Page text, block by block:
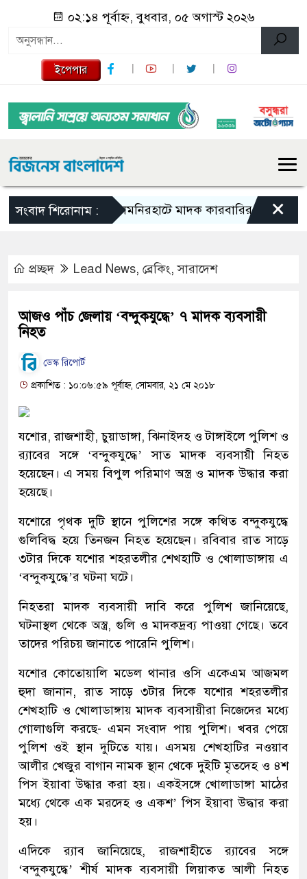
০২:১৪ পূর্বাহ্ন, বুধবার, ০৫ অগাস্ট ২০২৬
ইপেপার
সংবাদ শিরোনাম :লালমনিরহাটে মাদক কারবারির ১০ বছর সশ্রম
×
প্রচ্ছদ Lead News, ব্রেকিং,সারাদেশ
আজও পাঁচ জেলায় ‘বন্দুকযুদ্ধে’ ৭ মাদক ব্যবসায়ী
নিহত
ডেস্ক রিপোর্ট
প্রকাশিত : ১০:০৬:৫৯ পূর্বাহ্ন, সোমবার, ২১ মে ২০১৮
যশোর, রাজশাহী, চুয়াডাঙ্গা, ঝিনাইদহ ও টাঙ্গাইলে পুলিশ ও
র‌্যাবের সঙ্গে ‘বন্দুকযুদ্ধে’ সাত মাদক ব্যবসায়ী নিহত
হয়েছেন। এ সময় বিপুল পরিমাণ অস্ত্র ও মাদক উদ্ধার করা
হয়েছে।
যশোরে পৃথক দুটি স্থানে পুলিশের সঙ্গে কথিত বন্দুকযুদ্ধে
গুলিবিদ্ধ হয়ে তিনজন নিহত হয়েছেন। রবিবার রাত সাড়ে
৩টার দিকে যশোর শহরতলীর শেখহাটি ও খোলাডাঙ্গায় এ
‘বন্দুকযুদ্ধে’র ঘটনা ঘটে।
নিহতরা মাদক ব্যবসায়ী দাবি করে পুলিশ জানিয়েছে,
ঘটনাস্থল থেকে অস্ত্র, গুলি ও মাদকদ্রব্য পাওয়া গেছে। তবে
তাদের পরিচয় জানাতে পারেনি পুলিশ।
যশোর কোতোয়ালি মডেল থানার ওসি একেএম আজমল
হুদা জানান, রাত সাড়ে ৩টার দিকে যশোর শহরতলীর
শেখহাটি ও খোলাডাঙ্গায় মাদক ব্যবসায়ীরা নিজেদের মধ্যে
গোলাগুলি করছে- এমন সংবাদ পায় পুলিশ। খবর পেয়ে
পুলিশ ওই স্থান দুটিতে যায়। এসময় শেখহাটির নওয়াব
আলীর খেজুর বাগান নামক স্থান থেকে দুইটি মৃতদেহ ও ৪শ
পিস ইয়াবা উদ্ধার করা হয়। একইসঙ্গে খোলাডাঙ্গা মাঠের
মধ্যে থেকে এক মরদেহ ও একশ’ পিস ইয়াবা উদ্ধার করা
হয়।
এদিকে র‌্যাব জানিয়েছে, রাজশাহীতে র‌্যাবের সঙ্গে
‌‘বন্দুকযুদ্ধে’ শীর্ষ মাদক ব্যবসায়ী লিয়াকত আলী নিহত